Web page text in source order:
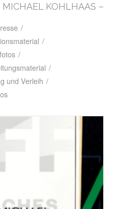
KOHLHAAS –
/
/
/
/
und Verleih /